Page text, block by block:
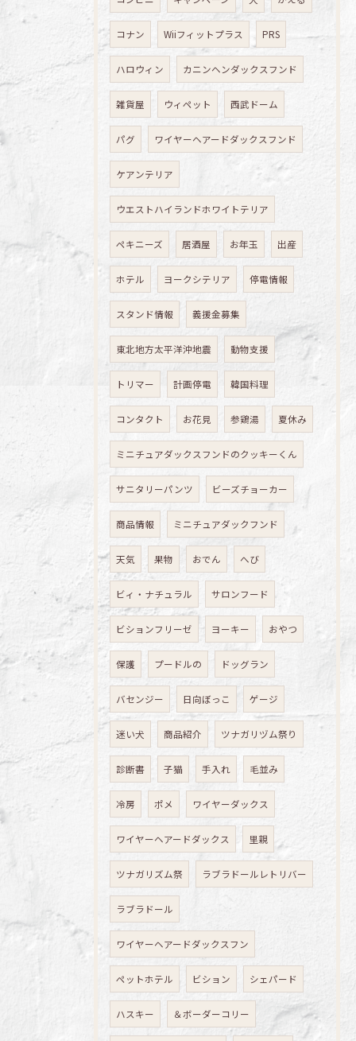
コナン Wiiフィットプラス PRS
ハロウィン カニンヘンダックスフンド
雑貨屋 ウィペット 西武ドーム
パグ ワイヤーヘアードダックスフンド
ケアンテリア
ウエストハイランドホワイトテリア
ペキニーズ 居酒屋 お年玉 出産
ホテル ヨークシテリア 停電情報
スタンド情報 義援金募集
東北地方太平洋沖地震 動物支援
トリマー 計画停電 韓国料理
コンタクト お花見 参鶏湯 夏休み
ミニチュアダックスフンドのクッキーくん
サニタリーパンツ ビーズチョーカー
商品情報 ミニチュアダックフンド
天気 果物 おでん へび
ビィ・ナチュラル サロンフード
ビションフリーゼ ヨーキー おやつ
保護 プードルの ドッグラン
バセンジー 日向ぼっこ ゲージ
迷い犬 商品紹介 ツナガリヅム祭り
診断書 子猫 手入れ 毛並み
冷房 ポメ ワイヤーダックス
ワイヤーヘアードダックス 里親
ツナガリズム祭 ラブラドールレトリバー
ラブラドール
ワイヤーヘアードダックスフン
ペットホテル ビション シェパード
ハスキー ＆ボーダーコリー